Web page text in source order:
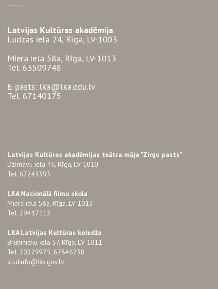
Latvijas Kultūras akadēmija
Ludzas iela 24, Rīga, LV-1003
Miera iela 58a, Rīga, LV-1013
Tel. 63509748
E-pasts: lka@lka.edu.lv
Tel. 67140175
Latvijas Kultūras akadēmijas teātra māja "Zirgu pasts"
Dzirnavu iela 46, Rīga, LV-1010
Tel. 67243393
LKA Nacionālā filmu skola
Miera iela 58a, Rīga, LV-1013
Tel. 29417112
LKA Latvijas Kultūras koledža
Bruņinieku iela 57, Rīga, LV-1011
Tel. 20229975, 67846238
studinfo@lkk.gov.lv